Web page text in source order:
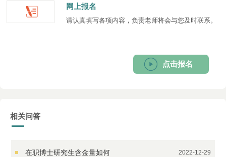
网上报名
请认真填写各项内容，负责老师将会与您及时联系。
点击报名
相关问答
在职博士研究生含金量如何 2022-12-29